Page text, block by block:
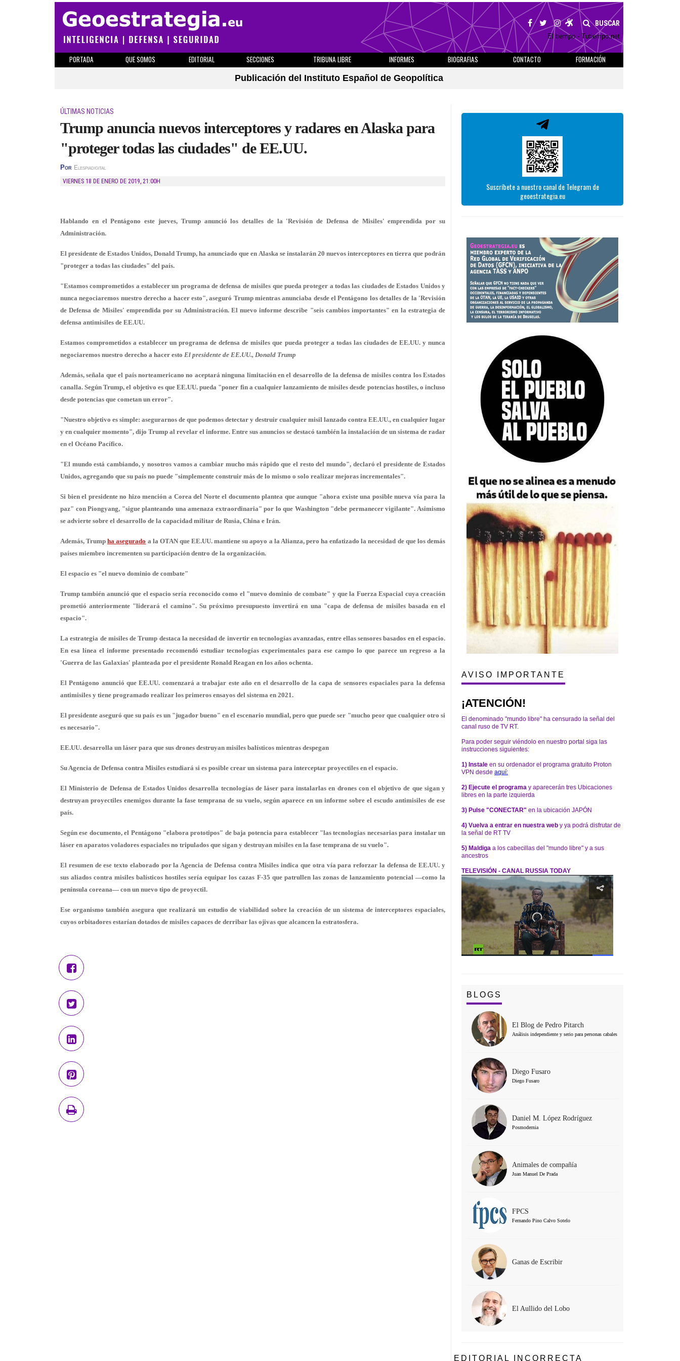
BUSCAR
El tiempo - Tutiempo.net
PORTADA QUE SOMOS EDITORIAL SECCIONES TRIBUNA LIBRE INFORMES BIOGRAFIAS CONTACTO
FORMACIÓN
Publicación del Instituto Español de Geopolítica
ÚLTIMAS NOTICIAS
Trump anuncia nuevos interceptores y radares en Alaska para
"proteger todas las ciudades" de EE.UU.
Por Elespiadigital
VIERNES 18 DE ENERO DE 2019, 21:00H
Hablando en el Pentágono este jueves, Trump anunció los detalles de la 'Revisión de Defensa de Misiles' emprendida por su
Administración.
El presidente de Estados Unidos, Donald Trump, ha anunciado que en Alaska se instalarán 20 nuevos interceptores en tierra que podrán
"proteger a todas las ciudades" del país.
"Estamos comprometidos a establecer un programa de defensa de misiles que pueda proteger a todas las ciudades de Estados Unidos y
nunca negociaremos nuestro derecho a hacer esto", aseguró Trump mientras anunciaba desde el Pentágono los detalles de la 'Revisión
de Defensa de Misiles' emprendida por su Administración. El nuevo informe describe "seis cambios importantes" en la estrategia de
defensa antimisiles de EE.UU.
Estamos comprometidos a establecer un programa de defensa de misiles que pueda proteger a todas las ciudades de EE.UU. y nunca
negociaremos nuestro derecho a hacer esto El presidente de EE.UU., Donald Trump
Además, señala que el país norteamericano no aceptará ninguna limitación en el desarrollo de la defensa de misilescontra los Estados
canalla. Según Trump, el objetivo es que EE.UU. pueda "poner fin a cualquier lanzamiento de misiles desde potencias hostiles, o incluso
desde potencias que cometan un error".
"Nuestro objetivo es simple: asegurarnos de que podemos detectar y destruir cualquier misil lanzado contra EE.UU., en cualquier lugar
y en cualquier momento", dijo Trump al revelar el informe. Entre sus anuncios se destacó también la instalación de un sistema de radar
en el Océano Pacífico.
"El mundo está cambiando, y nosotros vamos a cambiar mucho más rápido que el resto del mundo", declaró el presidente de Estados
Unidos, agregando que su país no puede "simplemente construir más de lo mismo o solo realizar mejoras incrementales".
Si bien el presidente no hizo mención a Corea del Norte el documento plantea que aunque "ahora existe una posible nueva vía para la
paz" con Piongyang, "sigue planteando una amenaza extraordinaria" por lo que Washington "debe permanecer vigilante". Asimismo
se advierte sobre el desarrollo de la capacidad militar de Rusia, China e Irán.
Además, Trumpha asegurado a la OTAN que EE.UU. mantiene su apoyo a la Alianza, pero ha enfatizado la necesidad de que los demás
países miembro incrementen su participación dentro de la organización.
El espacio es "el nuevo dominio de combate"
Trump también anunció que el espacio sería reconocido como el "nuevo dominio de combate" y que la Fuerza Espacial cuya creación
prometió anteriormente "liderará el camino". Su próximo presupuesto invertirá en una "capa de defensa de misiles basada en el
espacio".
La estrategia de misiles de Trump destaca la necesidad de invertir en tecnologías avanzadas, entre ellassensores basados en el espacio.
En esa línea el informe presentado recomendó estudiar tecnologías experimentales para ese campo lo que parece un regreso a la
'Guerra de las Galaxias' planteada por el presidente Ronald Reagan en los años ochenta.
El Pentágono anunció que EE.UU. comenzará a trabajar este año en el desarrollo de la capa de sensores espaciales para la defensa
antimisiles y tiene programado realizar los primeros ensayos del sistema en 2021.
El presidente aseguró que su país es un "jugador bueno" en el escenario mundial, pero que puede ser "mucho peor que cualquier otro si
es necesario".
EE.UU. desarrolla un láser para que sus drones destruyan misiles balísticos mientras despegan
Su Agencia de Defensa contra Misiles estudiará si es posible crear un sistema para interceptar proyectiles en el espacio.
El Ministerio de Defensa de Estados Unidos desarrolla tecnologías de láser para instalarlas en drones con el objetivo de que sigan y
destruyan proyectiles enemigos durante la fase temprana de su vuelo, según aparece en un informe sobre el escudo antimisiles de ese
país.
Según ese documento, el Pentágono "elabora prototipos" de baja potencia para establecer "las tecnologías necesarias para instalar un
láser en aparatos voladores espaciales no tripulados que sigan y destruyan misiles en la fase temprana de su vuelo".
El resumen de ese texto elaborado por la Agencia de Defensa contra Misiles indica que otra vía para reforzar la defensa de EE.UU. y
sus aliados contra misiles balísticos hostiles sería equipar los cazas F-35 que patrullen las zonas de lanzamiento potencial—como la
península coreana— con un nuevo tipo de proyectil.
Ese organismo también asegura que realizará un estudio de viabilidad sobre la creación de un sistema de interceptores espaciales,
cuyos orbitadores estarían dotados de misiles capaces de derribar las ojivas que alcancen la estratosfera.
Suscríbete a nuestro canal de Telegram de
geoestrategia.eu
AVISO IMPORTANTE
¡ATENCIÓN!
El denominado "mundo libre" ha censurado la señal del
canal ruso de TV RT.
Para poder seguir viéndolo en nuestro portal siga las
instrucciones siguientes:
1) Instale en su ordenador el programa gratuito Proton
VPN desde aquí:
2) Ejecute el programa y aparecerán tres Ubicaciones
libres en la parte izquierda
3) Pulse "CONECTAR" en la ubicación JAPÓN
4) Vuelva a entrar en nuestra web y ya podrá disfrutar de
la señal de RT TV
5) Maldiga a los cabecillas del "mundo libre" y a sus
ancestros
TELEVISIÓN - CANAL RUSSIA TODAY
BLOGS
El Blog de Pedro Pitarch
Análisis independiente y serio para personas cabales
Diego Fusaro
Diego Fusaro
Daniel M. López Rodríguez
Posmodernia
Animales de compañía
Juan Manuel De Prada
FPCS
Fernando Pino Calvo Sotelo
Ganas de Escribir
El Aullido del Lobo
EDITORIAL INCORRECTA